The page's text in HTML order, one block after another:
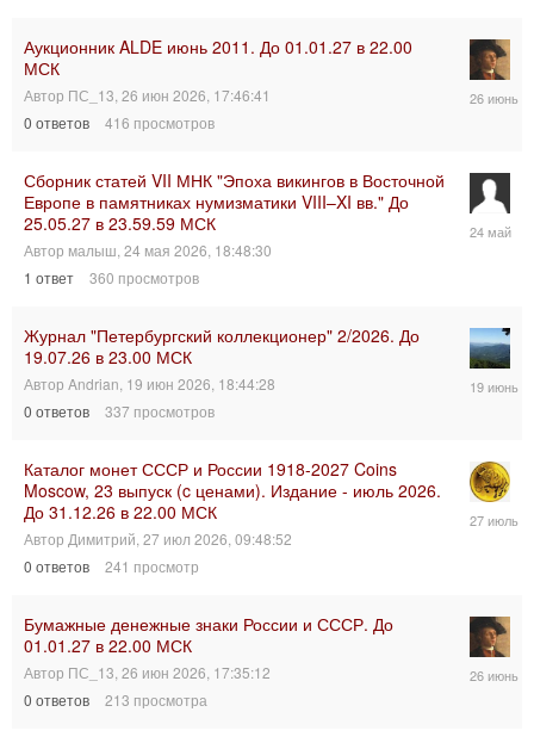
Аукционник ALDE июнь 2011. До 01.01.27 в 22.00
МСК
Автор ПС_13 26 июн 2026, 17:46:41
0 ответов 416 просмотров
26
Сборник статей VII МНК "Эпоха викингов в Восточной
Европе в памятниках нумизматики VIII–XI вв." До
25.05.27 в 23.59.59 МСК
Автор малыш 24 мая 2026, 18:48:30
1 ответ 360 просмотров
24
Журнал "Петербургский коллекционер" 2/2026. До
19.07.26 в 23.00 МСК
Автор Andrian 19 июн 2026, 18:44:28
0 ответов 337 просмотров
19
Каталог монет СССР и России 1918-2027 Coins
Moscow, 23 выпуск (c ценами). Издание - июль 2026.
До 31.12.26 в 22.00 МСК
Автор Димитрий 27 июл 2026, 09:48:52
0 ответов 241 просмотр
27
Бумажные денежные знаки России и СССР. До
01.01.27 в 22.00 МСК
Автор ПС_13 26 июн 2026, 17:35:12
0 ответов 213 просмотра
26